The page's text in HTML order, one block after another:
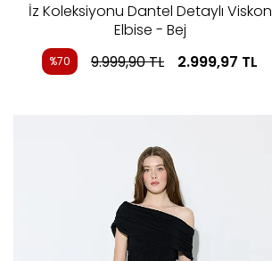
İz Koleksiyonu Dantel Detaylı Viskon
Elbise - Bej
%70 9.999,90TL 2.999,97 TL